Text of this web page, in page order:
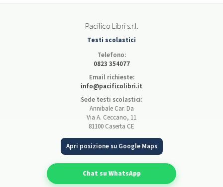
Pacifico Libri s.r.l.
Testi scolastici
Telefono:
0823 354077
Email richieste:
info@pacificolibri.it
Sede testi scolastici:
Annibale Car. Da
Via A. Ceccano, 11
81100 Caserta CE
Apri posizione su Google Maps
Chat su WhatsApp